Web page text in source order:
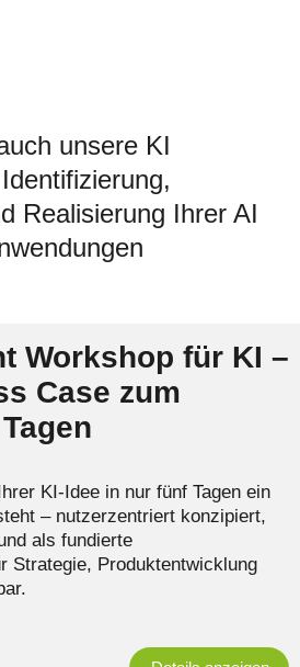
unsere KI
Realisierung Ihrer AI
Workshop für KI –
Case zum
KI-Idee in nur fünf Tagen ein
– nutzerzentriert konzipiert,
als fundierte
Strategie, Produktentwicklung